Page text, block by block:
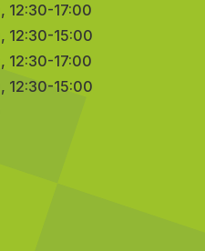
12:30-17:00
12:30-15:00
12:30-17:00
12:30-15:00